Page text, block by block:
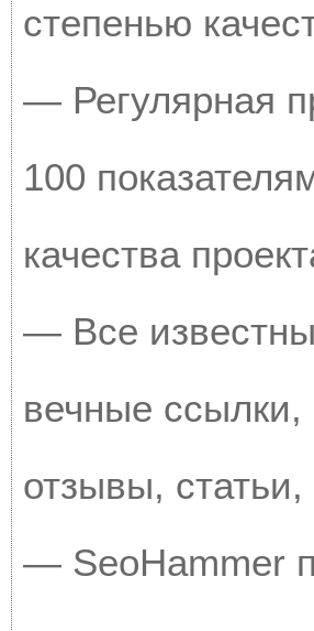
степенью
— Регулярная
100
качества
— Все
вечные
отзывы,
— SeoHammer